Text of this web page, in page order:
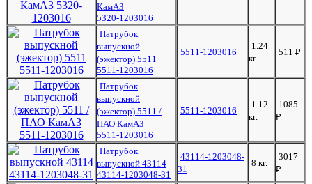
КамАЗ
5320-1203016
Патрубок
выпускной
(эжектор) 5511
5511-1203016
5511-1203016
1.24
кг.
511 ₽
Патрубок
выпускной
(эжектор) 5511 /
ПАО КамАЗ
5511-1203016
5511-1203016
1.12
кг.
1085
₽
Патрубок
выпускной 43114
43114-1203048-31
43114-1203048-
31
8 кг.
3017
₽